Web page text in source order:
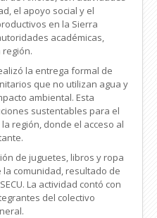
el apoyo social y el
en la Sierra
académicas,
la entrega formal de
que no utilizan agua y
ambiental. Esta
sustentables para el
región, donde el acceso al
de juguetes, libros y ropa
comunidad, resultado de
La actividad contó con
del colectivo